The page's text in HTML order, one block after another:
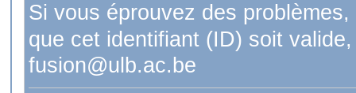
Si vous éprouvez des
que cet identifiant (ID) soit
fusion@ulb.ac.be